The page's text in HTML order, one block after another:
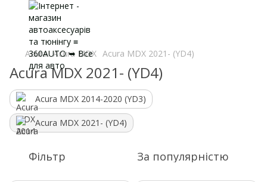
Acura Acura MDX Acura MDX 2021- (YD4)
Acura MDX 2021- (YD4)
Acura MDX 2014-2020 (YD3)
Acura MDX 2021- (YD4)
Фільтр За популярністю